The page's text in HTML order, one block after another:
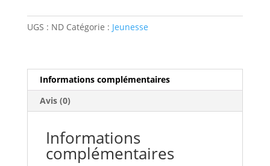
UGS : ND Catégorie : Jeunesse
Informations complémentaires
Avis (0)
Informations
complémentaires